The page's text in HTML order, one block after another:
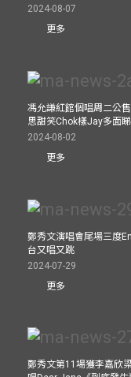
2024-08-07
更多
馮允謙紅館個唱周二公
思甜笑Chok樣Jay多面睇
2024-08-02
更多
鄭秀文演唱會尾場三度
台又唱又跳
2024-07-29
更多
鄭秀文第11場獲李嘉欣